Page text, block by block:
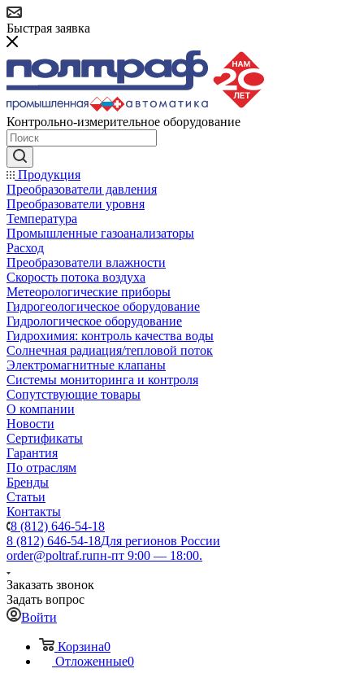
Быстрая заявка
Контрольно-измерительное оборудование
Продукция
Преобразователи давления
Преобразователи уровня
Температура
Промышленные газоанализаторы
Расход
Преобразователи влажности
Скорость потока воздуха
Метеорологические приборы
Гидрогеологическое оборудование
Гидрологическое оборудование
Гидрохимия: контроль качества воды
Солнечная радиация/тепловой поток
Электромагнитные клапаны
Системы мониторинга и контроля
Сопутствующие товары
О компании
Новости
Сертификаты
Гарантия
По отраслям
Бренды
Статьи
Контакты
8 (812) 646-54-18
8 (812) 646-54-18Для регионов России
order@poltraf.ruпн-пт 9:00 — 18:00.
Заказать звонок
Задать вопрос
Войти
Корзина0
Отложенные0